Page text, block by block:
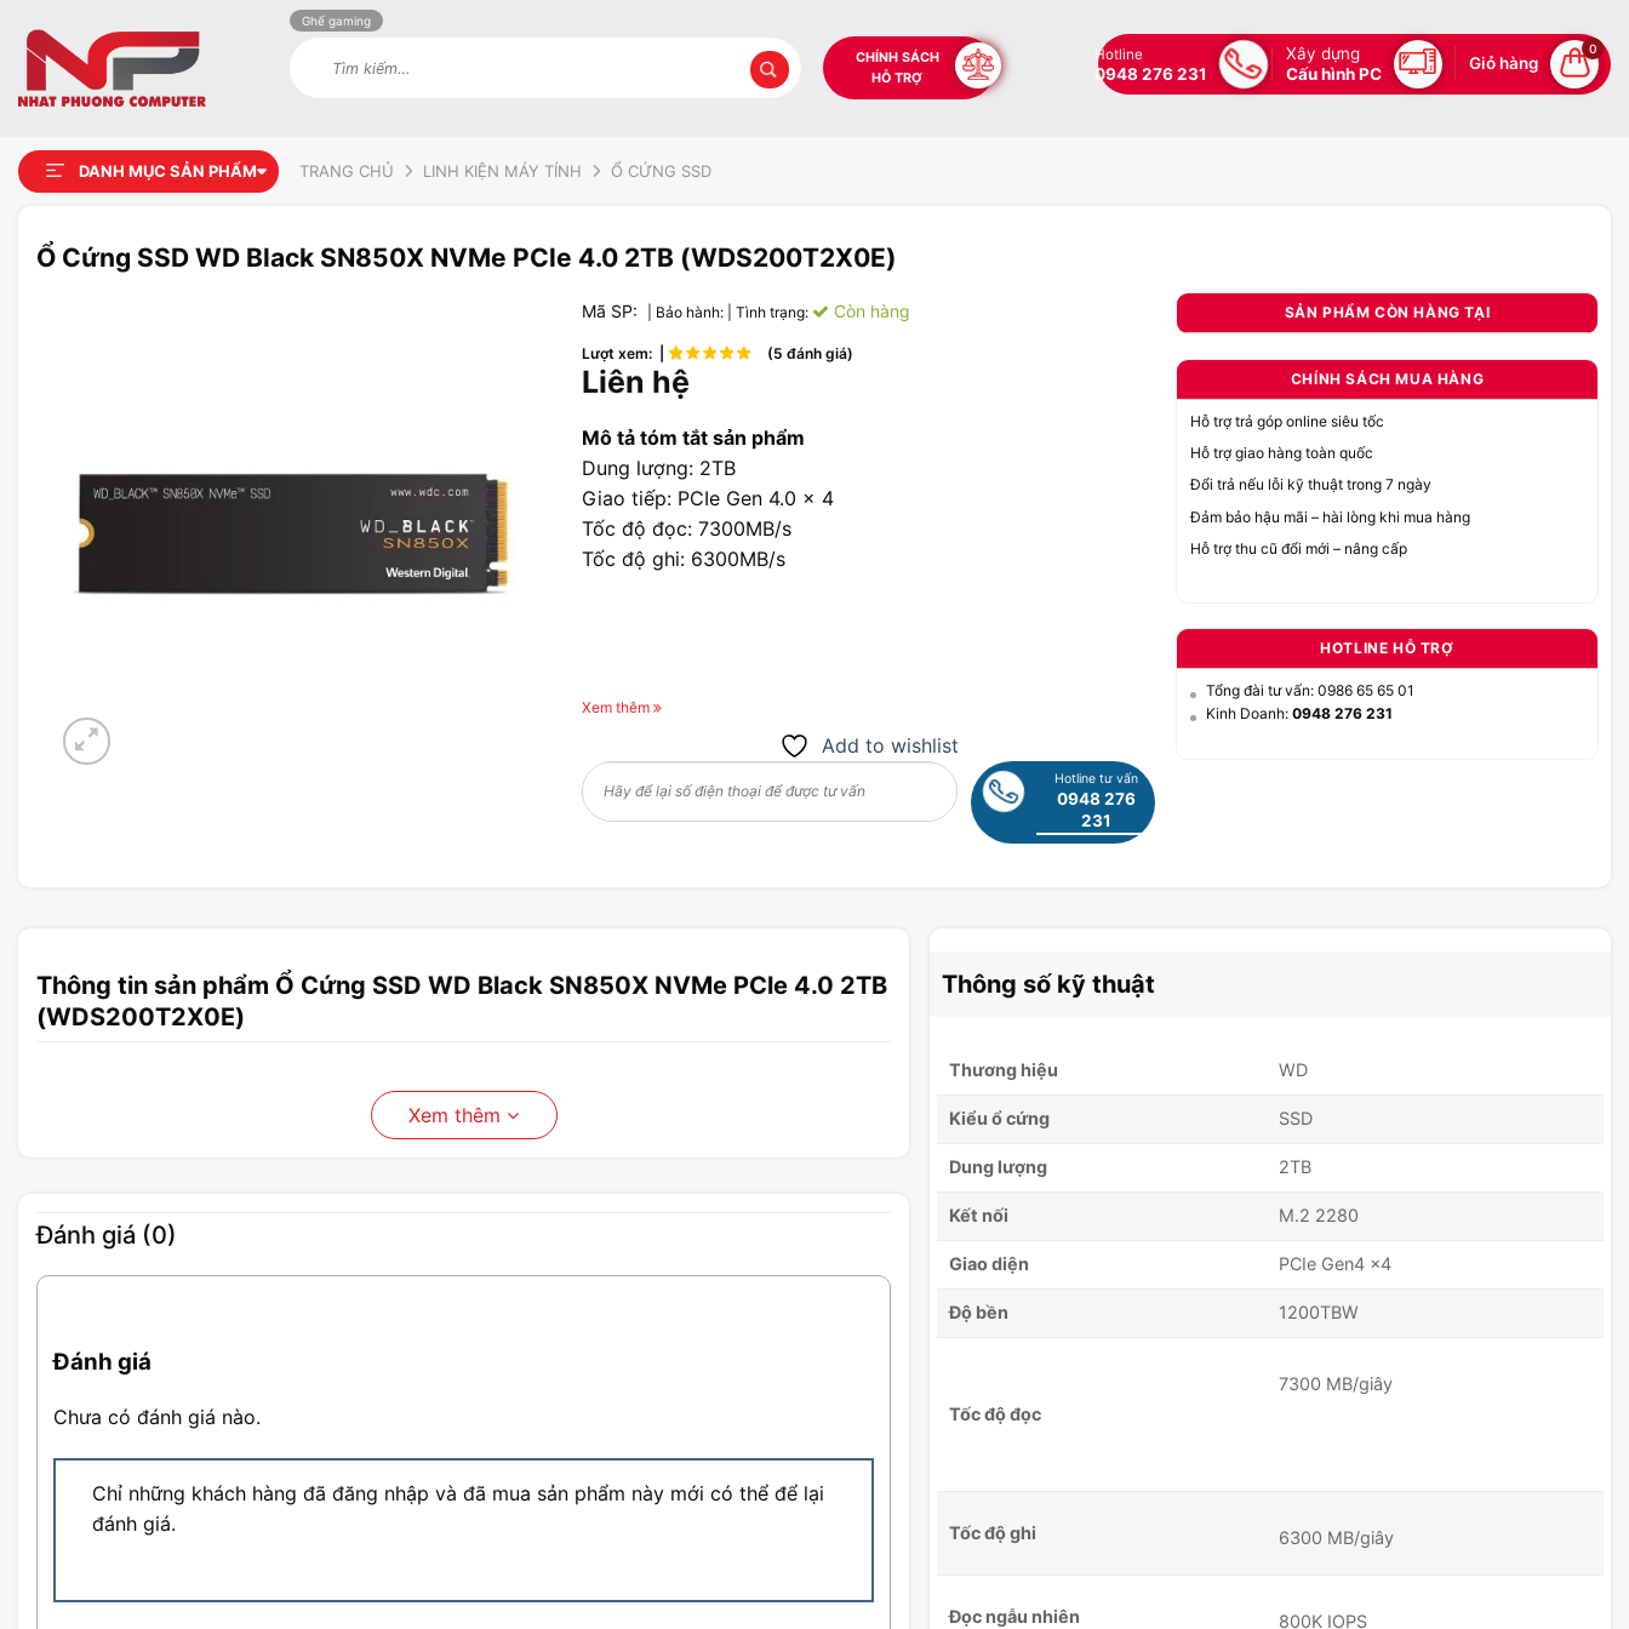
Ghế gaming
CHÍNH SÁCH
HỖ TRỢ
Hotline
0948 276 231
Xây dựng
Cấu hình PC
Giỏ hàng
0
DANH MỤC SẢN PHẨM TRANG CHỦ LINH KIỆN MÁY TÍNH Ổ CỨNG SSD
Ổ Cứng SSD WD Black SN850X NVMe PCle 4.0 2TB (WDS200T2X0E)
Mã SP: | Bảo hành: | Tình trạng: Còn hàng
Lượt xem: | (5 đánh giá)
Liên hệ
Mô tả tóm tắt sản phẩm
Dung lượng: 2TB
Giao tiếp: PCIe Gen 4.0 x 4
Tốc độ đọc: 7300MB/s
Tốc độ ghi: 6300MB/s
Xem thêm
Add to wishlist
Hotline tư vấn
0948 276
231
SẢN PHẨM CÒN HÀNG TẠI
CHÍNH SÁCH MUA HÀNG
Hỗ trợ trả góp online siêu tốc
Hỗ trợ giao hàng toàn quốc
Đổi trả nếu lỗi kỹ thuật trong 7 ngày
Đảm bảo hậu mãi – hài lòng khi mua hàng
Hỗ trợ thu cũ đổi mới – nâng cấp
HOTLINE HỖ TRỢ
Tổng đài tư vấn: 0986 65 65 01
Kinh Doanh: 0948 276 231
Thông tin sản phẩm Ổ Cứng SSD WD Black SN850X NVMe PCle 4.0 2TB
(WDS200T2X0E)
Xem thêm
Đánh giá (0)
Đánh giá
Chưa có đánh giá nào.
Chỉ những khách hàng đã đăng nhập và đã mua sản phẩm này mới có thể để lại
đánh giá.
Thông số kỹ thuật
Thương hiệu WD
Kiểu ổ cứng SSD
Dung lượng 2TB
Kết nối M.2 2280
Giao diện PCIe Gen4 x4
Độ bền 1200TBW
Tốc độ đọc
7300 MB/giây
Tốc độ ghi 6300 MB/giây
Đọc ngẫu nhiên 800K IOPS